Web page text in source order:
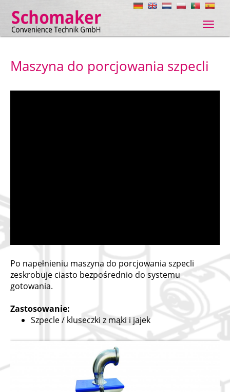
ein-/
Maszyna do porcjowania szpecli
Po napełnieniu maszyna do porcjowania szpecli
zeskrobuje ciasto bezpośrednio do systemu
gotowania.
Zastosowanie:
Szpecle / kluseczki z mąki i jajek